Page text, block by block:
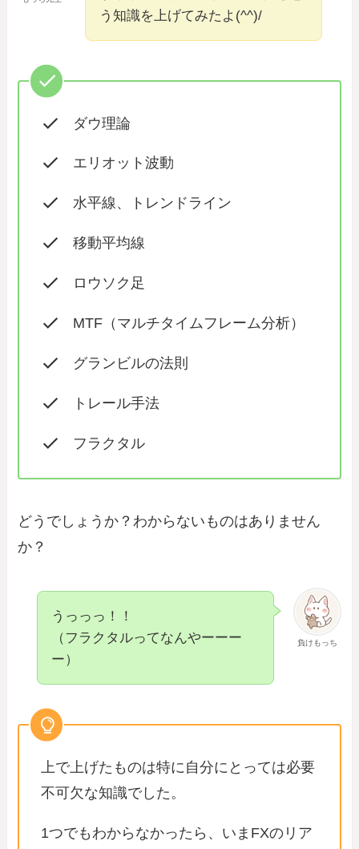
う知識を上げてみたよ(^^)/
ダウ理論
エリオット波動
水平線、トレンドライン
移動平均線
ロウソク足
MTF（マルチタイムフレーム分析）
グランビルの法則
トレール手法
フラクタル
どうでしょうか？わからないものはありません
か？
負けもっち
うっっっ！！
（フラクタルってなんやーーー
ー）
上で上げたものは特に自分にとっては必要
不可欠な知識でした。
1つでもわからなかったら、いまFXのリア